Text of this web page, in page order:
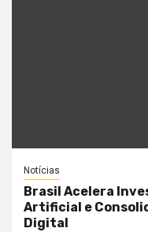
Notícias
Brasil Acelera
Artificial e
Digital